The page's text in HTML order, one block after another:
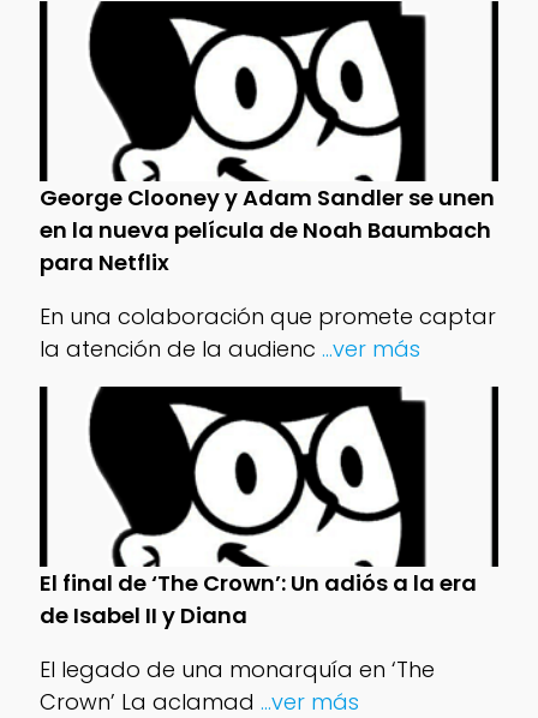
George Clooney y Adam Sandler se unen
en la nueva película de Noah Baumbach
para Netflix
En una colaboración que promete captar
la atención de la audienc ...ver más
El final de ‘The Crown’: Un adiós a la era
de Isabel II y Diana
El legado de una monarquía en ‘The
Crown’ La aclamad ...ver más